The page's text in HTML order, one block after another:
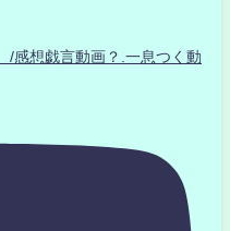
想戯言動画？.一息つく動